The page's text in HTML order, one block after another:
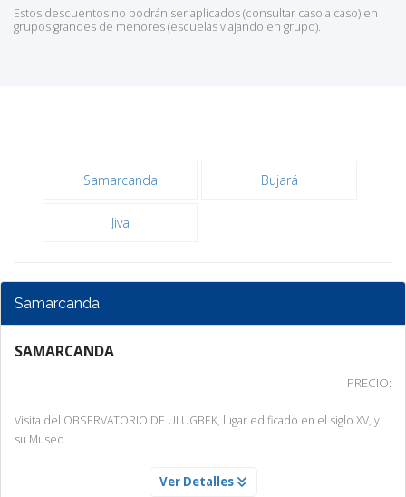
Estos descuentos no podrán ser aplicados (consultar caso a caso) en
grupos grandes de menores (escuelas viajando en grupo).
Samarcanda Bujará
Jiva
Samarcanda
SAMARCANDA
PRECIO:
Visita del OBSERVATORIO DE ULUGBEK, lugar edificado en el siglo XV, y
su Museo.
Ver Detalles